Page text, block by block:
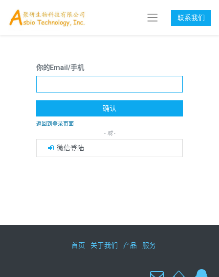
联系我们
你的Email/手机
确认
返回到登录页面
- 或 -
微信登陆
首页 关于我们 产品 服务